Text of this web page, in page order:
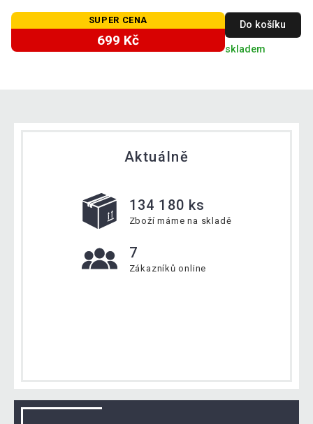
SUPER CENA
699 Kč
Do košíku
skladem
Aktuálně
134 180 ks
Zboží máme na skladě
7
Zákazníků online